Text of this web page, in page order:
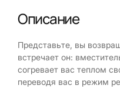
Описание
Представьте, вы
встречает он:
согревает вас теплом
переводя вас в режим